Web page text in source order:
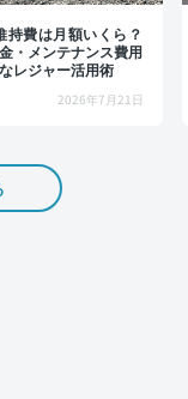
持費は月額いくら？
・メンテナンス費用
レジャー活用術
2026年7月21日